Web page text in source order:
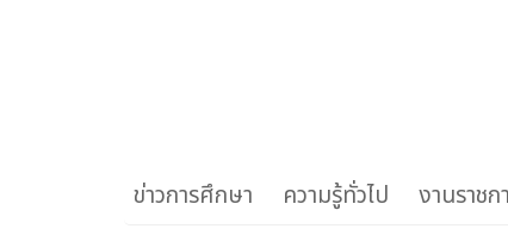
ข่าวการศึกษา ความรู้ทั่วไป งานราช